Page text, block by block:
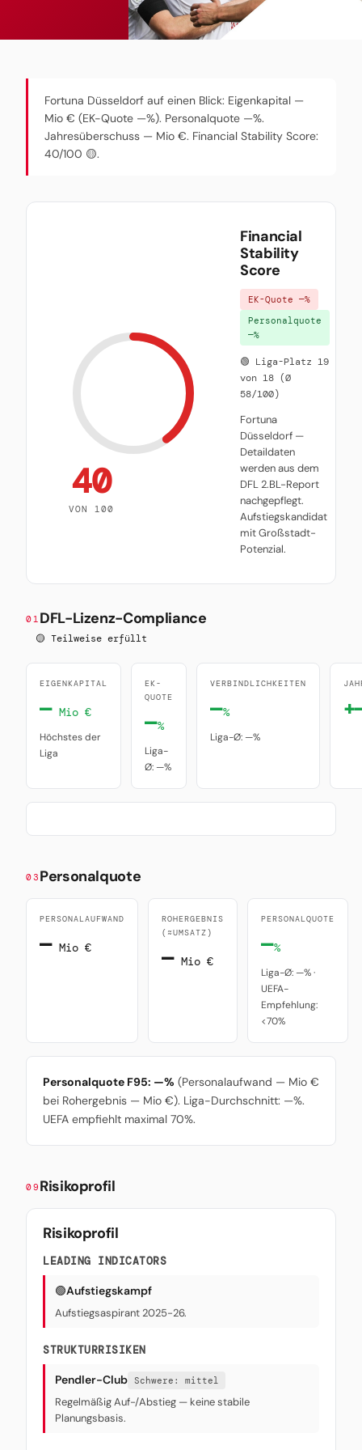
Fortuna Düsseldorf auf einen Blick: Eigenkapital —
Mio € (EK-Quote —%). Personalquote —%.
Jahresüberschuss — Mio €. Financial Stability Score:
40/100 🟡.
40
VON 100
Financial
Stability
Score
EK-Quote —%
Personalquote
—%
🟢 Liga-Platz 19
von 18 (Ø
58/100)
Fortuna
Düsseldorf —
Detaildaten
werden aus dem
DFL 2.BL-Report
nachgepflegt.
Aufstiegskandidat
mit Großstadt-
Potenzial.
01 DFL-Lizenz-Compliance
🟡 Teilweise erfüllt
EIGENKAPITAL
— Mio €
Höchstes der
Liga
EK-
QUOTE
—%
Liga-
Ø: —%
VERBINDLICHKEITEN
—%
Liga-Ø: —%
03 Personalquote
PERSONALAUFWAND
— Mio €
ROHERGEBNIS
(≈UMSATZ)
— Mio €
PERSONALQUOTE
—%
Liga-Ø: —% ·
UEFA-
Empfehlung:
<70%
Personalquote F95: —% (Personalaufwand — Mio €
bei Rohergebnis — Mio €). Liga-Durchschnitt: —%.
UEFA empfiehlt maximal 70%.
09 Risikoprofil
Risikoprofil
LEADING INDICATORS
🟢Aufstiegskampf
Aufstiegsaspirant 2025-26.
STRUKTURRISIKEN
Pendler-Club Schwere: mittel
Regelmäßig Auf-/Abstieg — keine stabile
Planungsbasis.